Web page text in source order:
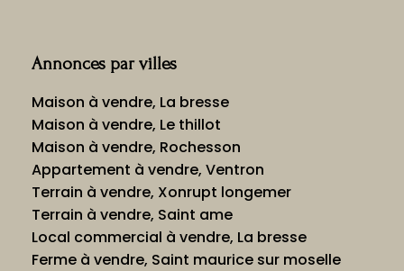
Annonces par villes
Maison à vendre, La bresse
Maison à vendre, Le thillot
Maison à vendre, Rochesson
Appartement à vendre, Ventron
Terrain à vendre, Xonrupt longemer
Terrain à vendre, Saint ame
Local commercial à vendre, La bresse
Ferme à vendre, Saint maurice sur moselle